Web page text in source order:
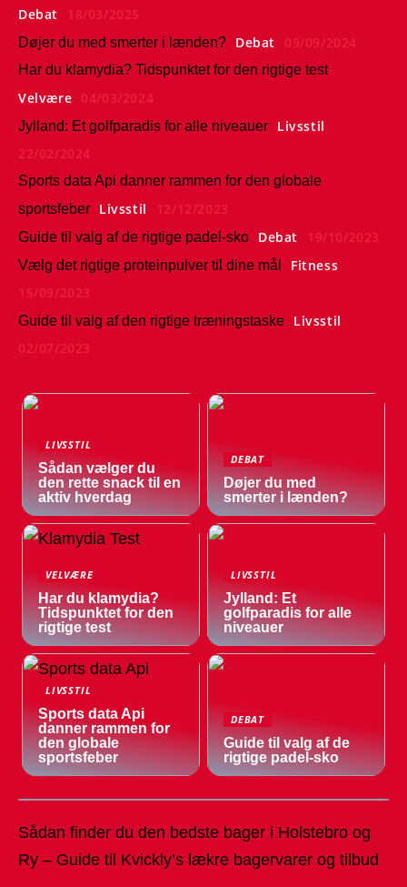
Debat 18/03/2025
Døjer du med smerter i lænden? Debat 09/09/2024
Har du klamydia? Tidspunktet for den rigtige test
Velvære 04/03/2024
Jylland: Et golfparadis for alle niveauer
Livsstil
22/02/2024
Sports data Api danner rammen for den globale
sportsfeber
Livsstil 12/12/2023
Guide til valg af de rigtige padel-sko Debat 19/10/2023
Vælg det rigtige proteinpulver til dine mål
Fitness
15/09/2023
Guide til valg af den rigtige træningstaske
Livsstil
02/07/2023
LIVSSTIL
Sådan vælger du
den rette snack til en
aktiv hverdag
DEBAT
Døjer du med
smerter i lænden?
VELVÆRE
Har du klamydia?
Tidspunktet for den
rigtige test
LIVSSTIL
Jylland: Et
golfparadis for alle
niveauer
LIVSSTIL
Sports data Api
danner rammen for
den globale
sportsfeber
DEBAT
Guide til valg af de
rigtige padel-sko
Sådan finder du den bedste bager i Holstebro og
Ry – Guide til Kvickly’s lækre bagervarer og tilbud